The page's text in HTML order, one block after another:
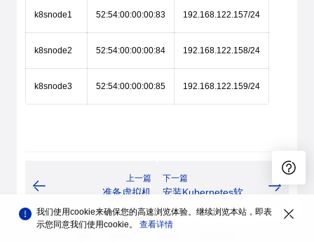
k8snode1 52:54:00:00:00:83 192.168.122.157/24
k8snode2 52:54:00:00:00:84 192.168.122.158/24
k8snode3 52:54:00:00:00:85 192.168.122.159/24
上一篇
准备虚拟机
安装Kubernetes软件
包
下一篇
我们使用cookie来确保您的高速浏览体验。继续浏览本站，即表
示您同意我们使用cookie。 查看详情